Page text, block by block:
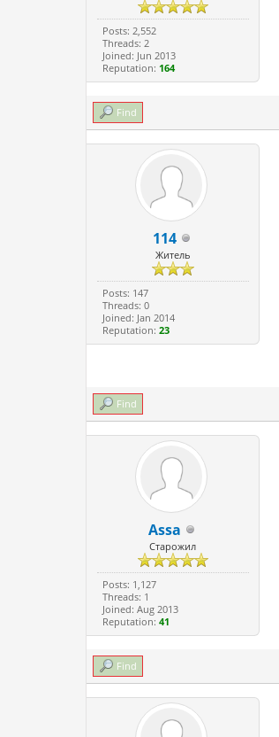
Posts: 2,552
Threads: 2
Joined: Jun 2013
Reputation: 164
Find
114
Житель
Posts: 147
Threads: 0
Joined: Jan 2014
Reputation: 23
Find
Assa
Старожил
Posts: 1,127
Threads: 1
Joined: Aug 2013
Reputation: 41
Find